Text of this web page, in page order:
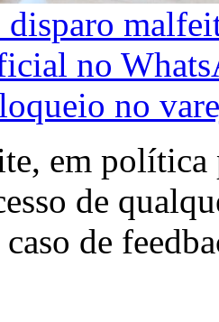
no
no
em
de
de